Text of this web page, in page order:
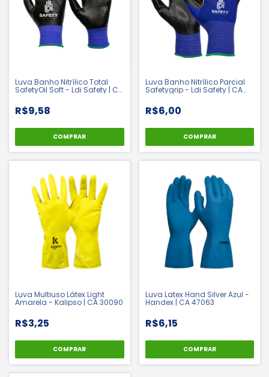
Luva Banho Nitrílico Total
SafetyOil Soft - Ldi Safety | CA
R$9,58
COMPRAR
Luva Banho Nitrílico Parcial
Safetygrip - Ldi Safety | CA
R$6,00
COMPRAR
Luva Multiuso Látex Light
Amarela - Kalipso | CA 30090
R$3,25
COMPRAR
Luva Latex Hand Silver Azul -
Handex | CA 47063
R$6,15
COMPRAR